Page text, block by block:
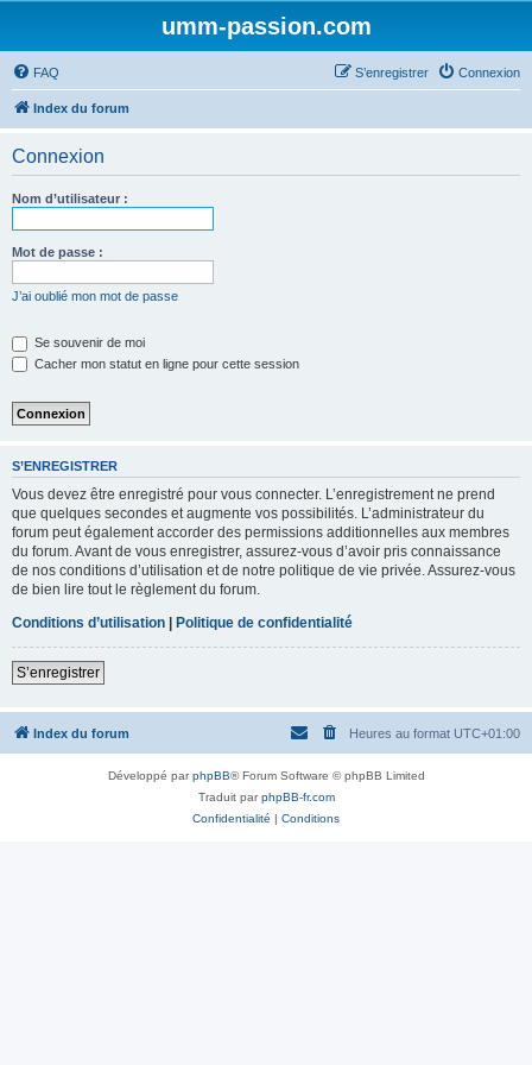
umm-passion.com
FAQ Connexion
S’enregistrer
Index du forum
Connexion
Nom d’utilisateur :
Mot de passe :
J’ai oublié mon mot de passe
Se souvenir de moi
Cacher mon statut en ligne pour cette session
S’ENREGISTRER
Vous devez être enregistré pour vous connecter. L’enregistrement ne prend
que quelques secondes et augmente vos possibilités. L’administrateur du
forum peut également accorder des permissions additionnelles aux membres
du forum. Avant de vous enregistrer, assurez-vous d’avoir pris connaissance
de nos conditions d’utilisation et de notre politique de vie privée. Assurez-vous
de bien lire tout le règlement du forum.
Conditions d’utilisation | Politique de confidentialité
S’enregistrer
Index du forum Heures au format UTC+01:00
Développé parphpBB® Forum Software © phpBB Limited
Traduit parphpBB-fr.com
Confidentialité | Conditions